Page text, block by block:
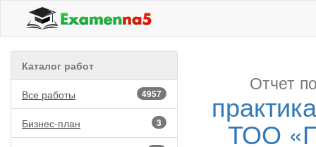
Каталог работ
4957
Все работы
3
Бизнес-план
Отчет
ТОО